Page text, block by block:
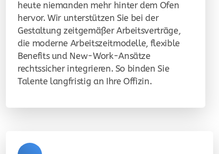
heute niemanden mehr hinter dem Ofen
hervor. Wir unterstützen Sie bei der
Gestaltung zeitgemäßer Arbeitsverträge,
die moderne Arbeitszeitmodelle, flexible
Benefits und New-Work-Ansätze
rechtssicher integrieren. So binden Sie
Talente langfristig an Ihre Offizin.
Krankenhausapotheken
Retail-Einzelhandel
Markt Eintritt
Logistik & Fulfillment